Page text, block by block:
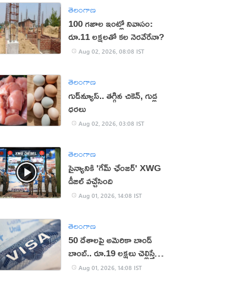
తెలంగాణ
100 గజాల ఇంట్లో నివాసం:
రూ.11 లక్షలతో కల నెరవేరేనా?
Aug 02, 2026, 08:08 IST
తెలంగాణ
గుడ్‌న్యూస్.. తగ్గిన చికెన్, గుడ్ల
ధరలు
Aug 02, 2026, 03:08 IST
తెలంగాణ
సైన్యానికి 'గేమ్ ఛేంజర్' XWG
డీజిల్ వచ్చేసింది
Aug 01, 2026, 14:08 IST
తెలంగాణ
50 దేశాలపై అమెరికా బాండ్
బాంబ్.. రూ.19 లక్షలు చెల్లిస్తేనే
వీసా!Aug 01, 2026, 14:08 IST